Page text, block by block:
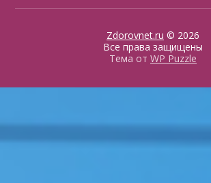
Zdorovnet.ru © 2026
Все права защищены
Тема от WP Puzzle